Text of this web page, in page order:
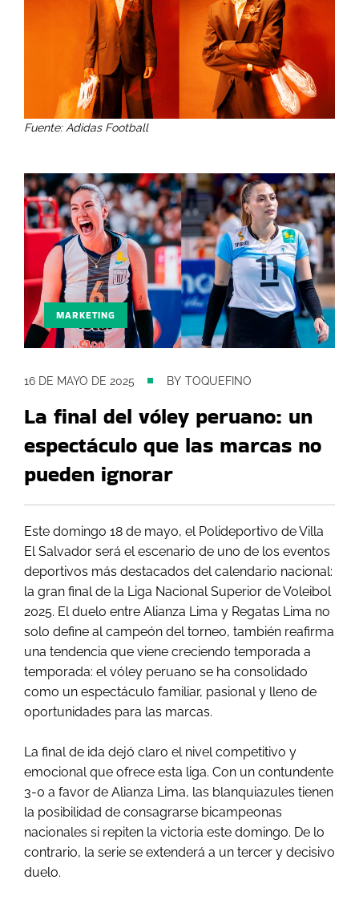
Fuente: Adidas Football
MARKETING
16 DE MAYO DE 2025 BY TOQUEFINO
La final del vóley peruano: un
espectáculo que las marcas no
pueden ignorar
Este domingo 18 de mayo, el Polideportivo de Villa
El Salvador será el escenario de uno de los eventos
deportivos más destacados del calendario nacional:
la gran final de la Liga Nacional Superior de Voleibol
2025. El duelo entre Alianza Lima y Regatas Lima no
solo define al campeón del torneo, también reafirma
una tendencia que viene creciendo temporada a
temporada: el vóley peruano se ha consolidado
como un espectáculo familiar, pasional y lleno de
oportunidades para las marcas.
La final de ida dejó claro el nivel competitivo y
emocional que ofrece esta liga. Con un contundente
3-0 a favor de Alianza Lima, las blanquiazules tienen
la posibilidad de consagrarse bicampeonas
nacionales si repiten la victoria este domingo. De lo
contrario, la serie se extenderá a un tercer y decisivo
duelo.